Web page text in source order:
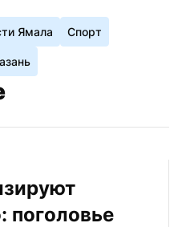
Ямала Спорт
поголовье